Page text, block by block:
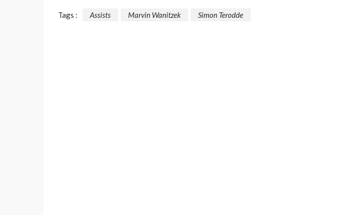
Tags : Assists Marvin Wanitzek Simon Terodde